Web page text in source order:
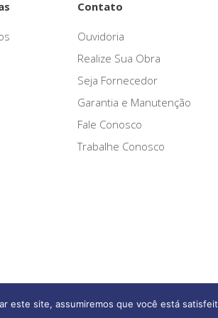
Contato
Ouvidoria
Realize Sua Obra
Seja Fornecedor
Garantia e Manutenção
Fale Conosco
Trabalhe Conosco
Todos os direitos reservados
este site, assumiremos que você está